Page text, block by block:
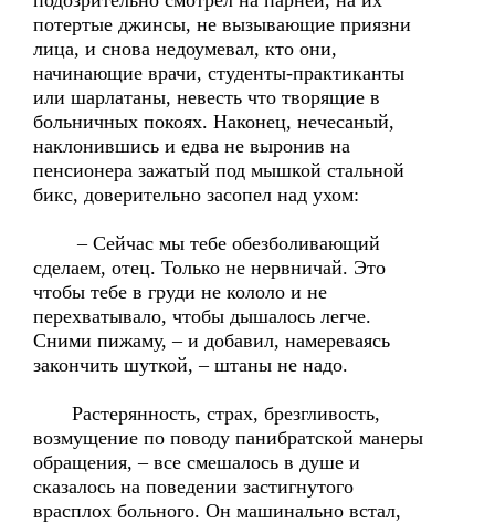
потертые джинсы, не вызывающие приязни
лица, и снова недоумевал, кто они,
начинающие врачи, студенты-практиканты
или шарлатаны, невесть что творящие в
больничных покоях. Наконец, нечесаный,
наклонившись и едва не выронив на
пенсионера зажатый под мышкой стальной
бикс, доверительно засопел над ухом:
– Сейчас мы тебе обезболивающий
сделаем, отец. Только не нервничай. Это
чтобы тебе в груди не кололо и не
перехватывало, чтобы дышалось легче.
Сними пижаму, – и добавил, намереваясь
закончить шуткой, – штаны не надо.
Растерянность, страх, брезгливость,
возмущение по поводу панибратской манеры
обращения, – все смешалось в душе и
сказалось на поведении застигнутого
врасплох больного. Он машинально встал,